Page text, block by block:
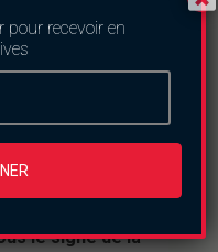
: Le Parti
chinois
le signe de la
pour recevoir en